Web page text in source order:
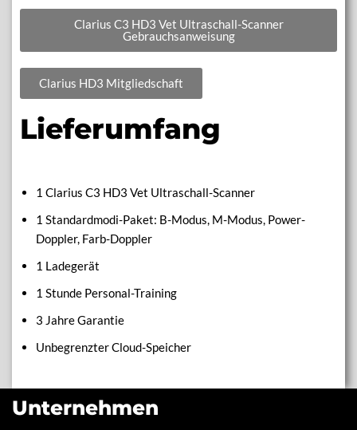
Clarius C3 HD3 Vet Ultraschall-Scanner
Gebrauchsanweisung
Clarius HD3 Mitgliedschaft
Lieferumfang
1 Clarius C3 HD3 Vet Ultraschall-Scanner
1 Standardmodi-Paket: B-Modus, M-Modus, Power-
Doppler, Farb-Doppler
1 Ladegerät
1 Stunde Personal-Training
3 Jahre Garantie
Unbegrenzter Cloud-Speicher
Unternehmen